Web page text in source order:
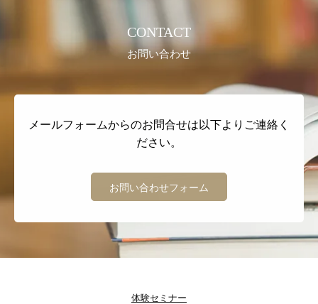
CONTACT
お問い合わせ
メールフォームからのお問合せは以下よりご連絡く
ださい。
お問い合わせフォーム
体験セミナー